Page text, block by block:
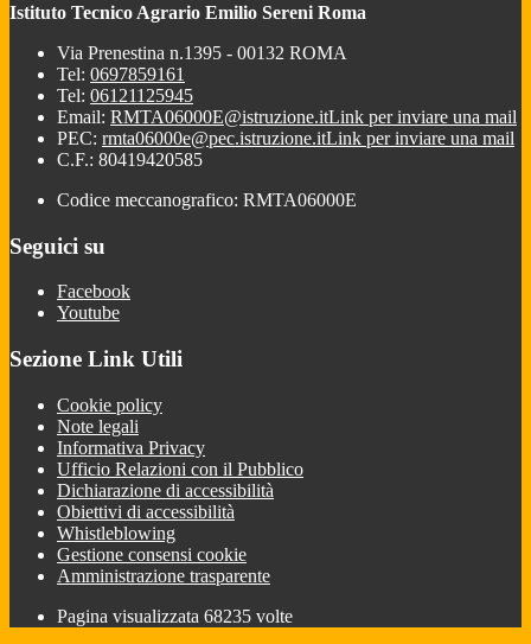
Istituto Tecnico Agrario Emilio Sereni Roma
Via Prenestina n.1395 - 00132 ROMA
Tel: 0697859161
Tel: 06121125945
Email: RMTA06000E@istruzione.itLink per inviare una mail
PEC: rmta06000e@pec.istruzione.itLink per inviare una mail
C.F.: 80419420585
Codice meccanografico: RMTA06000E
Seguici su
Facebook
Youtube
Sezione Link Utili
Cookie policy
Note legali
Informativa Privacy
Ufficio Relazioni con il Pubblico
Dichiarazione di accessibilità
Obiettivi di accessibilità
Whistleblowing
Gestione consensi cookie
Amministrazione trasparente
Pagina visualizzata 68235 volte